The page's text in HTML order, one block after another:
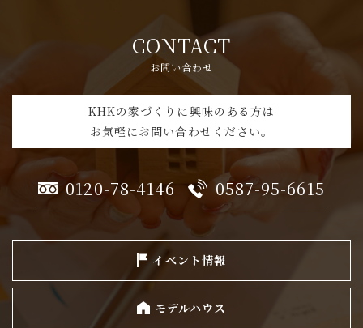
CONTACT
お問い合わせ
KHKの家づくりに興味のある方は
お気軽にお問い合わせください。
0120-78-4146 0587-95-6615
イベント情報
モデルハウス